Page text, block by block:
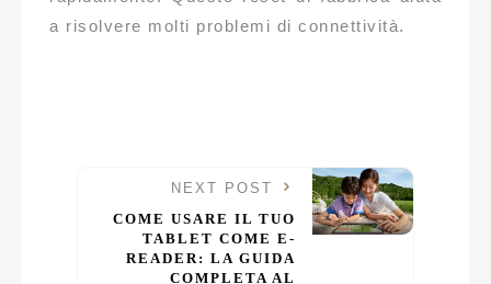
a risolvere molti problemi di connettività.
NEXT POST
COME USARE IL TUO
TABLET COME E-
READER: LA GUIDA
COMPLETA AL